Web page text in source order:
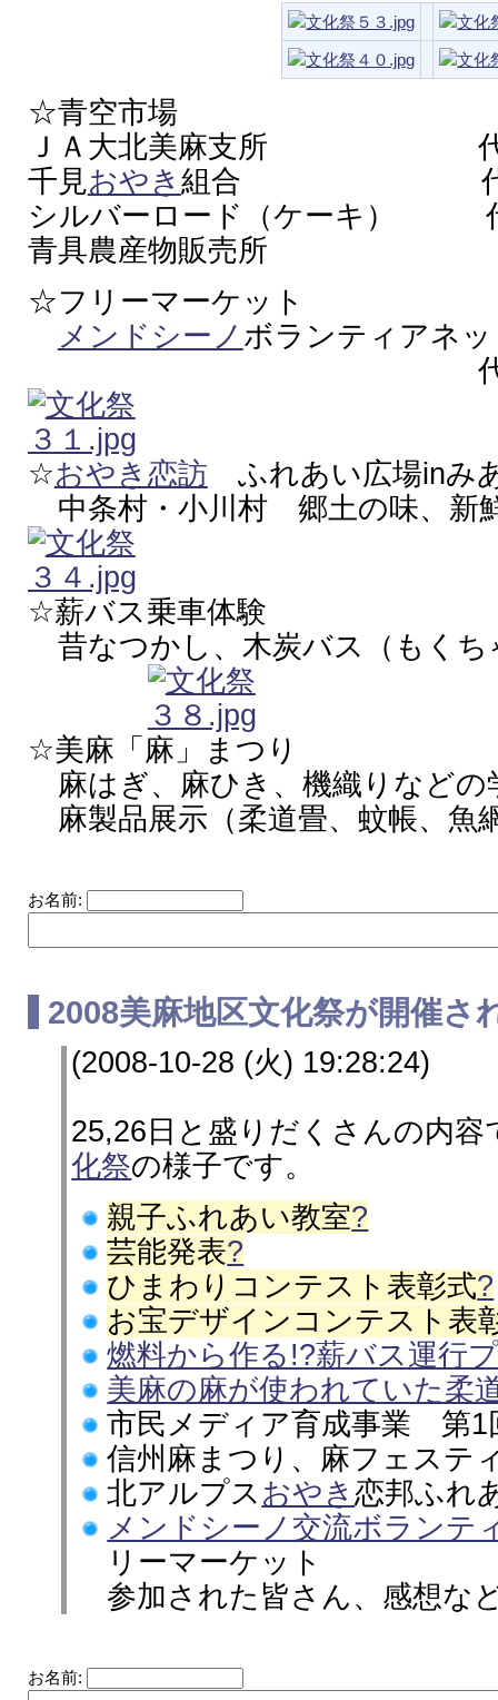
☆青空市場
ＪＡ大北美麻支所 代
千見おやき 組合 代表者
シルバーロード（ケーキ）
青具農産物販売所
☆フリーマーケット
メンドシーノ ボランティアネ
代表者 前
☆おやき恋訪 ふれあい広場inみ
中条村・小川村 郷土の味、新
☆薪バス乗車体験
昔なつかし、木炭バ
☆美麻「麻」まつり
麻はぎ、麻ひき、機織りなどの
麻製品展示（柔道畳、蚊帳、魚
お名前:
2008美麻地区文化祭が開催さ
(2008-10-28 (火) 19:28:24)
25,26日と盛りだくさんの内容
化祭の様子です。
親子ふれあい教室?
芸能発表?
ひまわりコンテスト表彰式?
お宝デザインコンテスト表
燃料から作る!?薪バス運行
美麻の麻が使われていた柔
市民メディア育成事業 第1
信州麻まつり、麻フェステ
北アルプス おやき恋邦ふれ
メンドシーノ交流ボランテ
リーマーケット
参加された皆さん、感想な
お名前: